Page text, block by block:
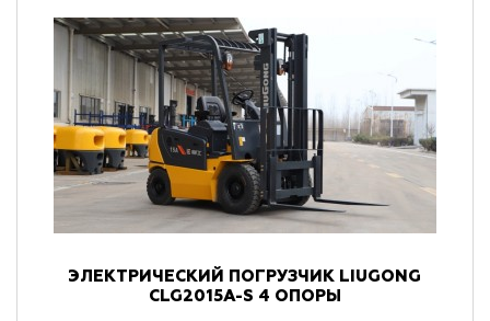
ЭЛЕКТРИЧЕСКИЙ ПОГРУЗЧИК LIUGONG
CLG2015A-S 4 ОПОРЫ